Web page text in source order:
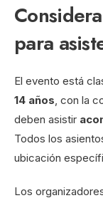
para
El evento está
14 años, con la
deben asistir
Todos los
ubicación
Los